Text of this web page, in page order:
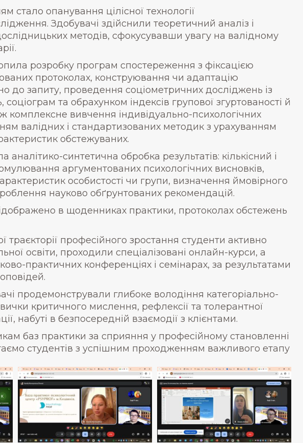
стало опанування цілісної технології
Здобувачі здійснили теоретичний аналіз і
методів, сфокусувавши увагу на валідному
розробку програм спостереження з фіксацією
протоколах, конструювання чи адаптацію
до запиту, проведення соціометричних досліджень із
та обрахунком індексів групової згуртованості й
комплексне вивчення індивідуально-психологічних
валідних і стандартизованих методик з урахуванням
обстежуваних.
синтетична обробка результатів: кількісний і
аргументованих психологічних висновків,
особистості чи групи, визначення ймовірного
науково обґрунтованих рекомендацій.
в щоденниках практики, протоколах обстежень
траєкторії професійного зростання студенти активно
освіти, проходили спеціалізовані онлайн-курси, а
практичних конференціях і семінарах, за результатами
продемонстрували глибоке володіння категоріально-
критичного мислення, рефлексії та толерантної
набуті в безпосередній взаємодії з клієнтами.
баз практики за сприяння у професійному становленні
студентів з успішним проходженням важливого етапу